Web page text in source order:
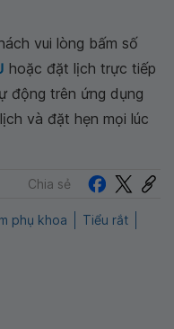
vui lòng bấm số
hoặc đặt lịch trực tiếp
động trên ứng dụng
và đặt hẹn mọi lúc
Chia sẻ
phụ khoa
Tiểu rắt